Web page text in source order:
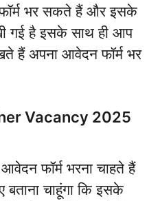
भर सकते हैं और इसके
गई है इसके साथ ही आप
हैं अपना आवेदन फॉर्म भर
Vacancy 2025
फॉर्म भरना चाहते हैं
चाहूंगा कि इसके